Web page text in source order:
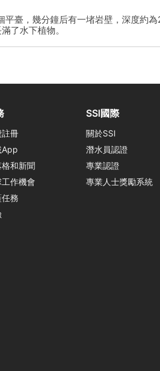
臺，幾分鐘后有一堵岩壁，深度約為
了水下植物。
註冊
App
格和新聞
作機會
務
SSI國際
關於SSI
潛水員認證
專業認證
專業人士獎勵系統